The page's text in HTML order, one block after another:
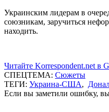
Украинским лидерам в
союзникам, заручиться
находить.
Читайте Korrespondent.net в
СПЕЦТЕМА: Сюжеты
ТЕГИ: Украина-США,
Если вы заметили ошибку,